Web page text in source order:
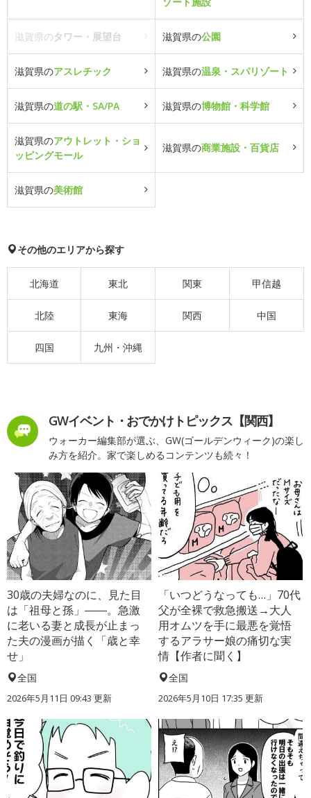
滋賀県のタワー・展望台 滋賀県の公園
滋賀県のアスレチック 滋賀県の温泉・スパリゾート
滋賀県の道の駅・SA/PA 滋賀県の博物館・科学館
滋賀県のアウトレット・ショ
ッピングモール
滋賀県の商業施設・百貨店
滋賀県の美術館
その他のエリアから探す
北海道 東北 関東 甲信越
北陸 東海 関西 中国
四国 九州・沖縄
GWイベント・おでかけトピックス【関西】
ウォーカー編集部が選ぶ、GW(ゴールデンウィーク)の楽し
み方を紹介。家で楽しめるコンテンツも続々！
30歳の夫婦なのに、見た目
は「祖母と孫」――。急激
に老いる妻と成長が止まっ
た夫の漫画が描く「歳と幸
せ」
全国
2026年5月11日 09:43 更新
「いつどうなっても…」70代
父が全裸で救急搬送→大人
用オムツを手に最悪を覚悟
するアラサー娘の痛切な実
情【作者に聞く】
全国
2026年5月10日 17:35 更新